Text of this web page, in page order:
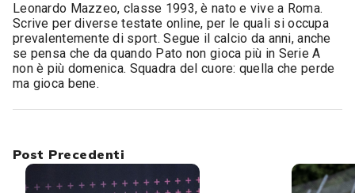
Leonardo Mazzeo, classe 1993, è nato e vive a Roma.
Scrive per diverse testate online, per le quali si occupa
prevalentemente di sport. Segue il calcio da anni, anche
se pensa che da quando Pato non gioca più in Serie A
non è più domenica. Squadra del cuore: quella che perde
ma gioca bene.
Post Precedenti